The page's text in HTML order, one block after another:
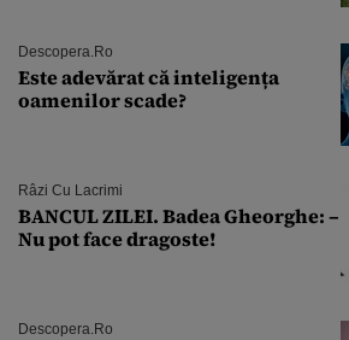
Descopera.ro
Este adevărat că inteligența
oamenilor scade?
Râzi Cu Lacrimi
BANCUL ZILEI. Badea Gheorghe: –
Nu pot face dragoste!
Descopera.ro